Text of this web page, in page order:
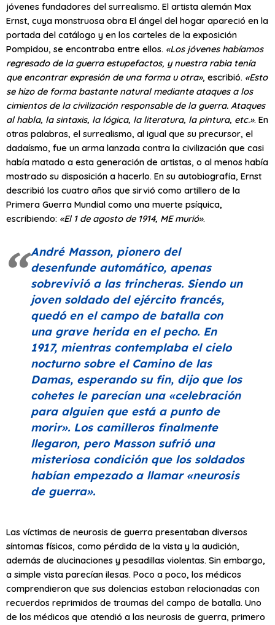
jóvenes fundadores del surrealismo. El artista alemán Max
Ernst, cuya monstruosa obra El ángel del hogar apareció en la
portada del catálogo y en los carteles de la exposición
Pompidou, se encontraba entre ellos. «Los jóvenes habíamos
regresado de la guerra estupefactos, y nuestra rabia tenía
que encontrar expresión de una forma u otra», escribió. «Esto
se hizo de forma bastante natural mediante ataques a los
cimientos de la civilización responsable de la guerra. Ataques
al habla, la sintaxis, la lógica, la literatura, la pintura, etc.». En
otras palabras, el surrealismo, al igual que su precursor, el
dadaísmo, fue un arma lanzada contra la civilización que casi
había matado a esta generación de artistas, o al menos había
mostrado su disposición a hacerlo. En su autobiografía, Ernst
describió los cuatro años que sirvió como artillero de la
Primera Guerra Mundial como una muerte psíquica,
escribiendo: «El 1 de agosto de 1914, ME murió».
André Masson, pionero del
desenfunde automático, apenas
sobrevivió a las trincheras. Siendo un
joven soldado del ejército francés,
quedó en el campo de batalla con
una grave herida en el pecho. En
1917, mientras contemplaba el cielo
nocturno sobre el Camino de las
Damas, esperando su fin, dijo que los
cohetes le parecían una «celebración
para alguien que está a punto de
morir». Los camilleros finalmente
llegaron, pero Masson sufrió una
misteriosa condición que los soldados
habían empezado a llamar «neurosis
de guerra».
Las víctimas de neurosis de guerra presentaban diversos
síntomas físicos, como pérdida de la vista y la audición,
además de alucinaciones y pesadillas violentas. Sin embargo,
a simple vista parecían ilesas. Poco a poco, los médicos
comprendieron que sus dolencias estaban relacionadas con
recuerdos reprimidos de traumas del campo de batalla. Uno
de los médicos que atendió a las neurosis de guerra, primero